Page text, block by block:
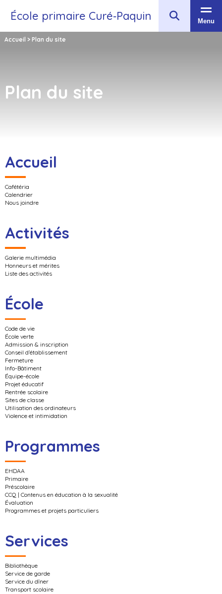
École primaire Curé‑Paquin Menu
Accueil > Plan du site
Plan du site
Accueil
Cafétéria
Calendrier
Nous joindre
Activités
Galerie multimédia
Honneurs et mérites
Liste des activités
École
Code de vie
École verte
Admission & inscription
Conseil d’établissement
Fermeture
Info-Bâtiment
Équipe-école
Projet éducatif
Rentrée scolaire
Sites de classe
Utilisation des ordinateurs
Violence et intimidation
Programmes
EHDAA
Primaire
Préscolaire
CCQ | Contenus en éducation à la sexualité
Évaluation
Programmes et projets particuliers
Services
Bibliothèque
Service de garde
Service du dîner
Transport scolaire